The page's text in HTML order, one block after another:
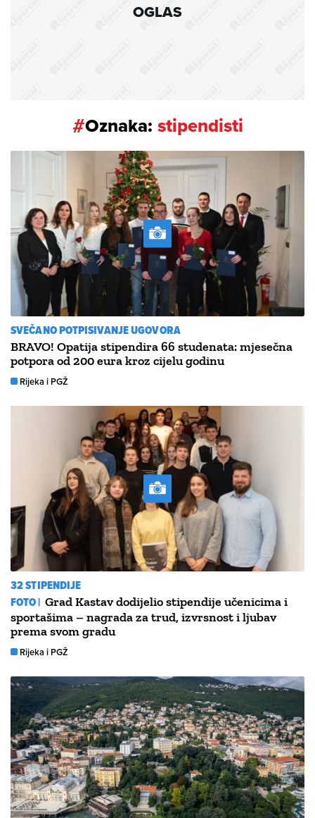
OGLAS
#Oznaka: stipendisti
SVEČANO POTPISIVANJE UGOVORA
BRAVO! Opatija stipendira 66 studenata: mjesečna
potpora od 200 eura kroz cijelu godinu
Rijeka i PGŽ
32 STIPENDIJE
FOTO | Grad Kastav dodijelio stipendije učenicima i
sportašima – nagrada za trud, izvrsnost i ljubav
prema svom gradu
Rijeka i PGŽ